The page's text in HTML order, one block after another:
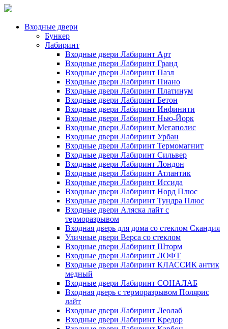
Входные двери
Бункер
Лабиринт
Входные двери Лабиринт Арт
Входные двери Лабиринт Гранд
Входные двери Лабиринт Пазл
Входные двери Лабиринт Пиано
Входные двери Лабиринт Платинум
Входные двери Лабиринт Бетон
Входные двери Лабиринт Инфинити
Входные двери Лабиринт Нью-Йорк
Входные двери Лабиринт Мегаполис
Входные двери Лабиринт Урбан
Входные двери Лабиринт Термомагнит
Входные двери Лабиринт Сильвер
Входные двери Лабиринт Лондон
Входные двери Лабиринт Атлантик
Входные двери Лабиринт Иссида
Входные двери Лабиринт Норд Плюс
Входные двери Лабиринт Тундра Плюс
Входные двери Аляска лайт с
терморазрывом
Входная дверь для дома со стеклом Скандия
Уличные двери Верса со стеклом
Входные двери Лабиринт Шторм
Входные двери Лабиринт ЛОФТ
Входные двери Лабиринт КЛАССИК антик
медный
Входные двери Лабиринт СОНАЛАБ
Входная дверь с терморазрывом Полярис
лайт
Входные двери Лабиринт Леолаб
Входные двери Лабиринт Кредор